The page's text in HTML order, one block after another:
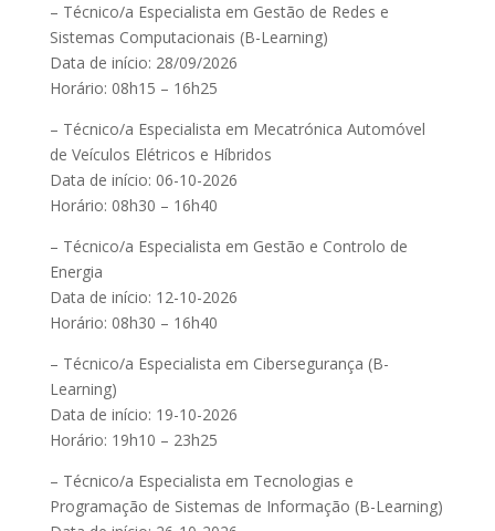
– Técnico/a Especialista em Gestão de Redes e
Sistemas Computacionais (B-Learning)
Data de início: 28/09/2026
Horário: 08h15 – 16h25
– Técnico/a Especialista em Mecatrónica Automóvel
de Veículos Elétricos e Híbridos
Data de início: 06-10-2026
Horário: 08h30 – 16h40
– Técnico/a Especialista em Gestão e Controlo de
Energia
Data de início: 12-10-2026
Horário: 08h30 – 16h40
– Técnico/a Especialista em Cibersegurança (B-
Learning)
Data de início: 19-10-2026
Horário: 19h10 – 23h25
– Técnico/a Especialista em Tecnologias e
Programação de Sistemas de Informação (B-Learning)